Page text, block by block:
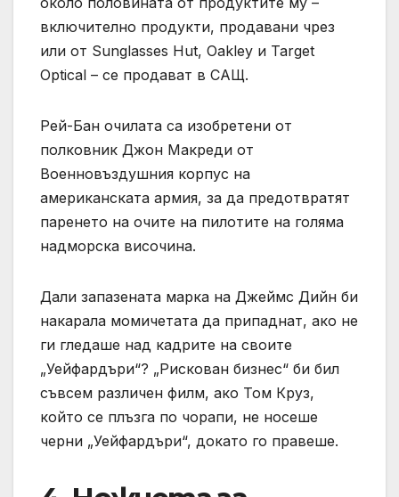
включително продукти, продавани чрез
или от Sunglasses Hut, Oakley и Target
Optical – се продават в САЩ.
Рей-Бан очилата са изобретени от
полковник Джон Макреди от
Военновъздушния корпус на
американската армия, за да предотвратят
паренето на очите на пилотите на голяма
надморска височина.
Дали запазената марка на Джеймс Дийн би
накарала момичетата да припаднат, ако не
ги гледаше над кадрите на своите
„Уейфардъри“? „Рискован бизнес“ би бил
съвсем различен филм, ако Том Круз,
който се плъзга по чорапи, не носеше
черни „Уейфардъри“, докато го правеше.